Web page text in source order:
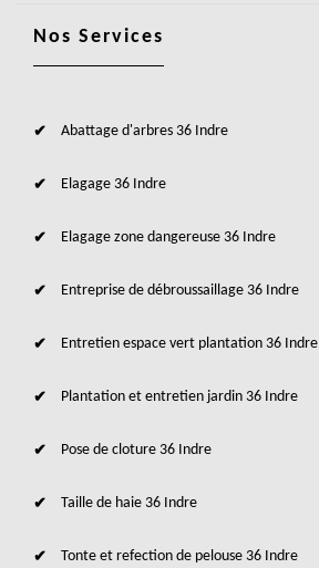
Nos Services
Abattage d'arbres 36 Indre
Elagage 36 Indre
Elagage zone dangereuse 36 Indre
Entreprise de débroussaillage 36 Indre
Entretien espace vert plantation 36 Indre
Plantation et entretien jardin 36 Indre
Pose de cloture 36 Indre
Taille de haie 36 Indre
Tonte et refection de pelouse 36 Indre